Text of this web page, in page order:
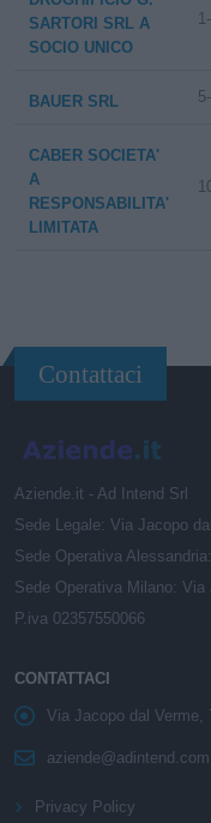
SARTORI SRL A
SOCIO UNICO
BAUER SRL
CABER SOCIETA'
A
RESPONSABILITA'
LIMITATA
Contattaci
Aziende.it - Ad Intend Srl
Sede Legale: Via Jacopo
Sede Operativa
Sede Operativa Milano: Via
P.iva 02357550066
CONTATTACI
Via Jacopo dal Verme,
aziende@adintend.com
Privacy Policy